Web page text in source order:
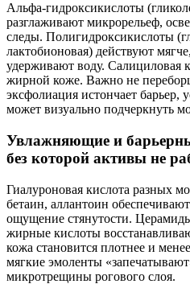
Альфа-гидроксикислоты
разглаживают микрорельеф,
следы. Полигидроксикислоты
лактобионовая) действуют
удерживают воду. Салициловая
жирной коже. Важно не
эксфолиация истончает барьер,
может визуально подчеркнуть
Увлажняющие и
без которой активы не
Гиалуроновая кислота разных
бетаин, аллантоин
ощущение стянутости.
жирные кислоты
кожа становится плотнее и
мягкие эмоленты
микротрещины рогового слоя.